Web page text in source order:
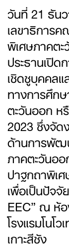
วันที่ 21 ธัน
เลขาธิการ
พิเศษภาคต
ประธานเปิ
เชิดชูบุคคล
ทางการศึก
ตะวันออก ห
2023 ซึ่งจัด
ด้านการพัฒ
ภาคตะวันอ
ปาฐกถาพิเ
เพื่อเป็นปัจ
EEC” ณ ห้
โรงแรมโนโ
เกาะสีชัง